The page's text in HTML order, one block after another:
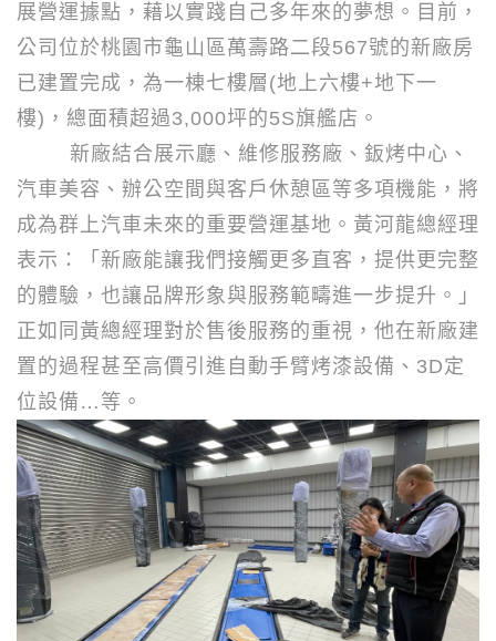
展營運據點，藉以實踐自己多年來的夢想。目前，
公司位於桃園市龜山區萬壽路二段567號的新廠房
已建置完成，為一棟七樓層 (地上六樓+地下一
樓) ，總面積超過3,000坪的5S旗艦店。
新廠結合展示廳、維修服務廠、鈑烤中心、
汽車美容、辦公空間與客戶休憩區等多項機能，將
成為群上汽車未來的重要營運基地。黃河龍總經理
表示：「新廠能讓我們接觸更多直客，提供更完整
的體驗，也讓品牌形象與服務範疇進一步提升。」
正如同黃總經理對於售後服務的重視，他在新廠建
置的過程甚至高價引進自動手臂烤漆設備、 3D定
位設備 … 等。